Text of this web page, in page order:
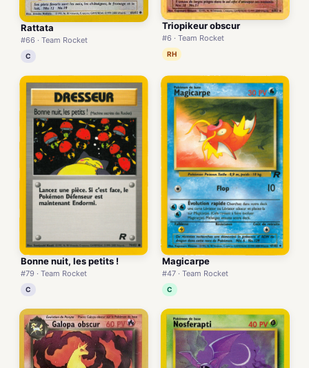
Rattata
#66 · Team Rocket
C
Triopikeur obscur
#6 · Team Rocket
RH
Bonne nuit, les petits !
#79 · Team Rocket
C
Magicarpe
#47 · Team Rocket
C